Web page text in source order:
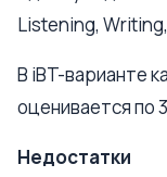
Listening,
В iBT-варианте
оценивается по
Недостатки